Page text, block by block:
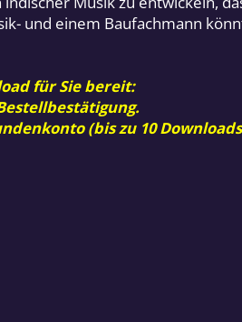
und einem Baufachmann
für Sie bereit:
(bis zu 10